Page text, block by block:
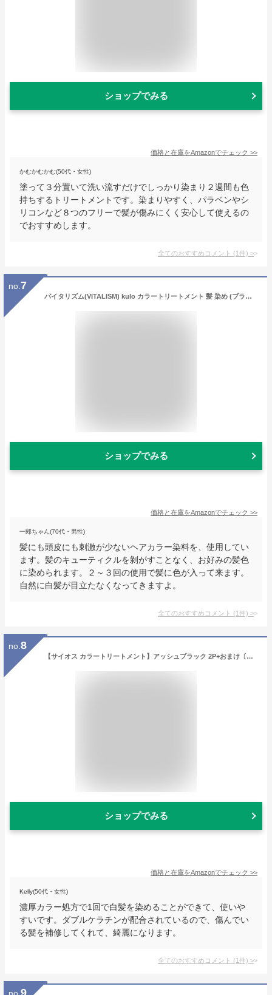
ショップでみる
価格と在庫をAmazonでチェック >>
かむかむかむ(50代・女性)
塗って３分置いて洗い流すだけでしっかり染まり２週間も色
持ちするトリートメントです。染まりやすく、パラベンやシ
リコンなど８つのフリーで髪が傷みにくく安心して使えるの
でおすすめします。
全てのおすすめコメント (1件) >
no. 7
バイタリズム(VITALISM) kulo カラートリートメント 髪 染め (ブラック) トリートメント成分70％ (200g)…
ショップでみる
価格と在庫をAmazonでチェック >>
一郎ちゃん(70代・男性)
髪にも頭皮にも刺激が少ないヘアカラー染料を、使用してい
ます。髪のキューティクルを剝がすことなく、お好みの髪色
に染められます。２～３回の使用で髪に色が入って来ます。
自然に白髪が目立たなくなってきますよ。
全てのおすすめコメント (1件) >
no. 8
【サイオス カラートリートメント】アッシュブラック 2P+おまけ〔たった1回で白髪が染まる 簡単時短〕
ショップでみる
価格と在庫をAmazonでチェック >>
Kelly(50代・女性)
濃厚カラー処方で1回で白髪を染めることができて、使いや
すいです。ダブルケラチンが配合されているので、傷んでい
る髪を補修してくれて、綺麗になります。
全てのおすすめコメント (1件) >
9